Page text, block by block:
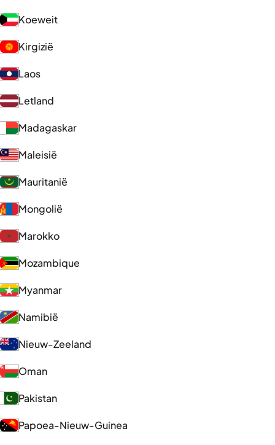
Koeweit
Kirgizië
Laos
Letland
Madagaskar
Maleisië
Mauritanië
Mongolië
Marokko
Mozambique
Myanmar
Namibië
Nieuw-Zeeland
Oman
Pakistan
Papoea-Nieuw-Guinea